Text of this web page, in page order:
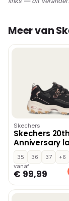
Meer van
Skechers
Skechers 20th
Anniversary
sneakers –
35 36 37
+6
vanaf
€ 99,99